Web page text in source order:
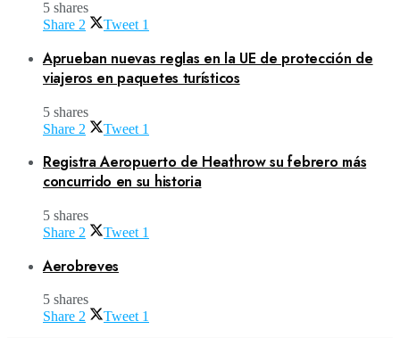
5 shares
Share 2 Tweet 1
Aprueban nuevas reglas en la UE de protección de
viajeros en paquetes turísticos
5 shares
Share 2 Tweet 1
Registra Aeropuerto de Heathrow su febrero más
concurrido en su historia
5 shares
Share 2 Tweet 1
Aerobreves
5 shares
Share 2 Tweet 1